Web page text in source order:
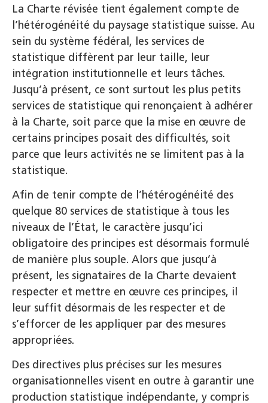
La Charte révisée tient également compte de
l’hétérogénéité du paysage statistique suisse. Au
sein du système fédéral, les services de
statistique diffèrent par leur taille, leur
intégration institutionnelle et leurs tâches.
Jusqu’à présent, ce sont surtout les plus petits
services de statistique qui renonçaient à adhérer
à la Charte, soit parce que la mise en œuvre de
certains principes posait des difficultés, soit
parce que leurs activités ne se limitent pas à la
statistique.
Afin de tenir compte de l’hétérogénéité des
quelque 80 services de statistique à tous les
niveaux de l’État, le caractère jusqu’ici
obligatoire des principes est désormais formulé
de manière plus souple. Alors que jusqu’à
présent, les signataires de la Charte devaient
respecter et mettre en œuvre ces principes, il
leur suffit désormais de les respecter et de
s’efforcer de les appliquer par des mesures
appropriées.
Des directives plus précises sur les mesures
organisationnelles visent en outre à garantir une
production statistique indépendante, y compris